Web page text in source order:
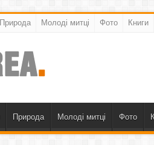
Природа Молоді митці Фото Книги
Природа Молоді митці Фото